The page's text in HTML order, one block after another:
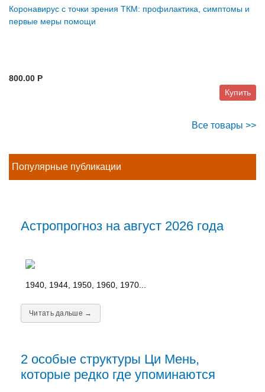
Коронавирус с точки зрения ТКМ: профилактика, симптомы и
первые меры помощи
800.00 P
Купить
Все товары >>
Популярные публикации
Астропрогноз на август 2026 года
1940, 1944, 1950, 1960, 1970...
Читать дальше →
2 особые структуры Ци Мень,
которые редко где упоминаются